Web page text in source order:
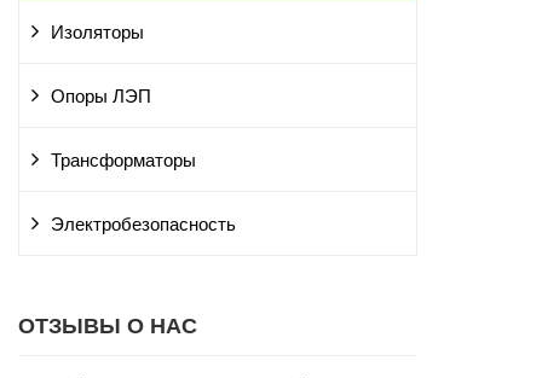
Изоляторы
Опоры ЛЭП
Трансформаторы
Электробезопасность
ОТЗЫВЫ О НАС